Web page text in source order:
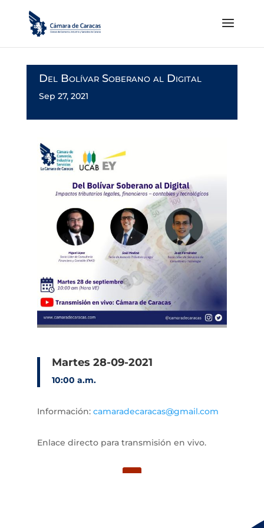
Del Bolívar Soberano al Digital
Sep 27, 2021
Martes 28-09-2021
10:00 a.m.
Información: camaradecaracas@gmail.com
Enlace directo para transmisión en vivo.